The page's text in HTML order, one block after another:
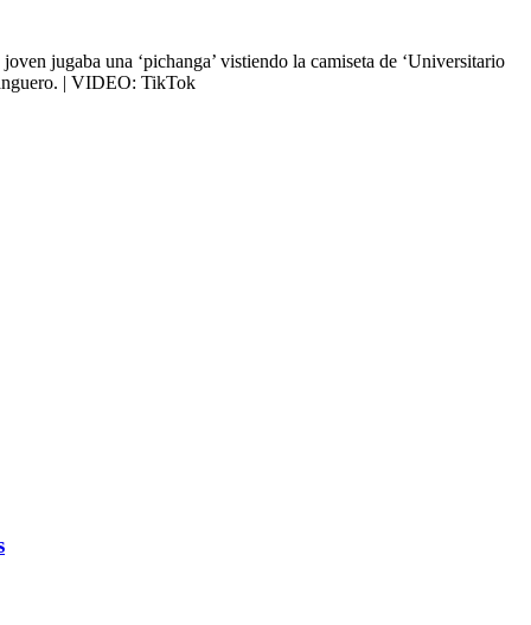
jugaba una ‘pichanga’ vistiendo la camiseta de ‘Universitario
| VIDEO: TikTok